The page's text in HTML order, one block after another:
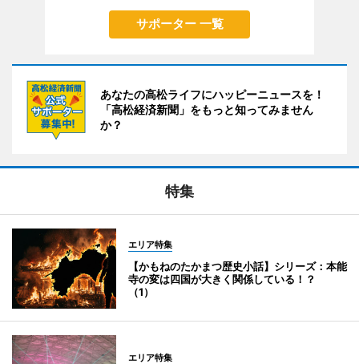
サポーター 一覧
あなたの高松ライフにハッピーニュースを！
「高松経済新聞」をもっと知ってみません
か？
特集
エリア特集
【かもねのたかまつ歴史小話】シリーズ：本能
寺の変は四国が大きく関係している！？
（1）
エリア特集